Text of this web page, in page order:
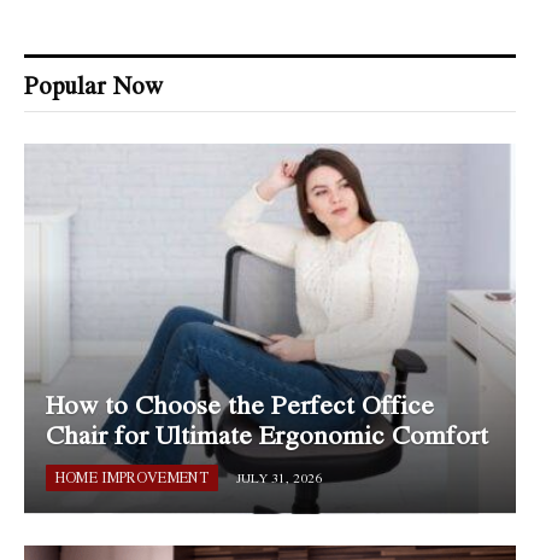
Popular Now
How to Choose the Perfect Office
Chair for Ultimate Ergonomic Comfort
HOME IMPROVEMENT JULY 31, 2026